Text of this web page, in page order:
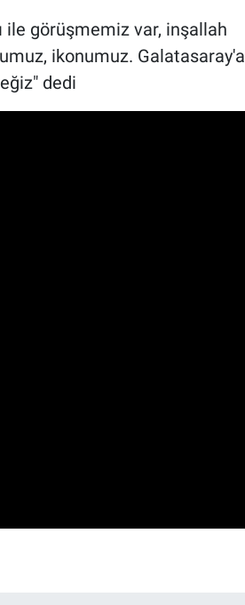
ile görüşmemiz var, inşallah
ikonumuz. Galatasaray'a
dedi